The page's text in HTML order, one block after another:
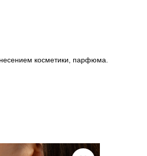
косметики, парфюма.